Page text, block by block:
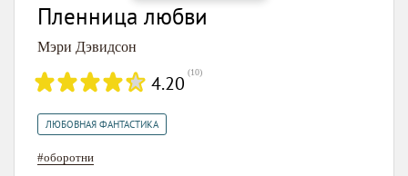
Пленница любви
Мэри Дэвидсон
4.20 (10)
ЛЮБОВНАЯ ФАНТАСТИКА
#оборотни